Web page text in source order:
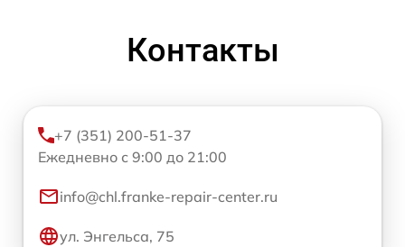
Контакты
+7 (351) 200-51-37
Ежедневно с 9:00 до 21:00
info@chl.franke-repair-center.ru
ул. Энгельса, 75